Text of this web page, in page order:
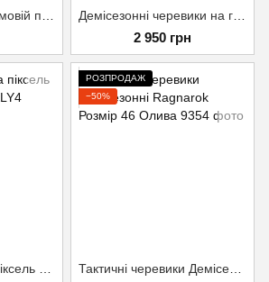
2 950 грн
РОЗПРОДАЖ
−50%